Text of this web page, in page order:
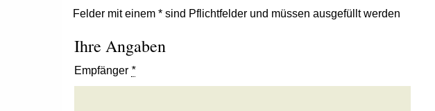
Felder mit einem * sind Pflichtfelder und müssen ausgefüllt werden
Ihre Angaben
Empfänger *